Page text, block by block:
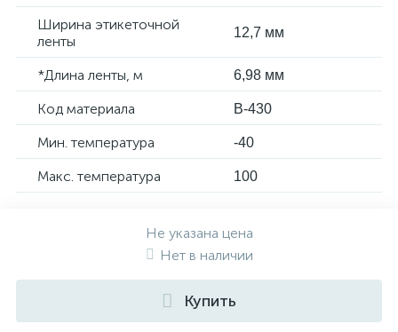
Ширина этикеточной
ленты
12,7 мм
*Длина ленты, м 6,98 мм
Код материала B-430
Мин. температура -40
Макс. температура 100
Не указана цена
Нет в наличии
Купить